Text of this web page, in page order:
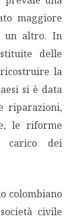
maggiore
un altro. In
delle
la
si è data
riparazioni,
le riforme
carico dei
colombiano
civile